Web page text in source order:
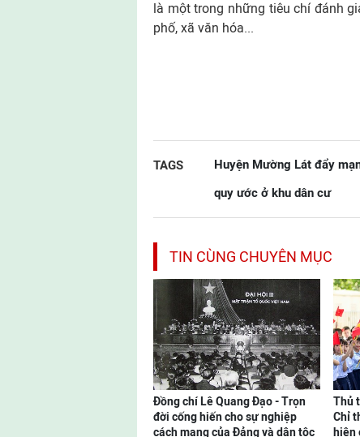
là một trong những tiêu chí đánh
phố, xã văn hóa...
TAGS Huyện Mường Lát đẩy
quy ước ở khu dân cư
TIN CÙNG CHUYÊN MỤC
Đồng chí Lê Quang Đạo - Trọn
đời cống hiến cho sự nghiệp
cách mạng của Đảng và dân tộc
Thủ
Chỉ
hiện